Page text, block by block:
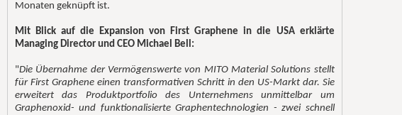
Monaten geknüpft ist.
Mit Blick auf die Expansion von First Graphene in die USA erklärte
Managing Director und CEO Michael Bell:
"Die Übernahme der Vermögenswerte von MITO Material Solutions stellt
für First Graphene einen transformativen Schritt in den US-Markt dar. Sie
erweitert das Produktportfolio des Unternehmens unmittelbar um
Graphenoxid- und funktionalisierte Graphentechnologien - zwei schnell